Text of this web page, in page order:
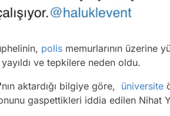
polis memurlarının üzerine
yayıldı ve tepkilere neden oldu.
nın aktardığı bilgiye göre, üniversite
gaspettikleri iddia edilen Nihat